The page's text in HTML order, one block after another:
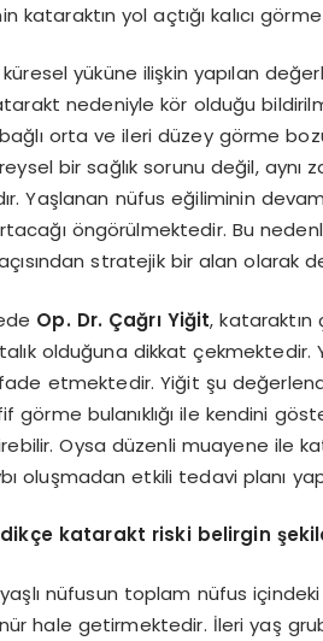
kataraktın yol açtığı kalıcı
yüküne ilişkin yapılan
nedeniyle kör olduğu
orta ve ileri düzey görme
bir sağlık sorunu değil,
Yaşlanan nüfus eğiliminin
öngörülmektedir. Bu
stratejik bir alan olarak
Op. Dr. Çağrı Yiğit,
olduğuna dikkat
etmektedir. Yiğit şu
görme bulanıklığı ile kendini
Oysa düzenli muayene ile
oluşmadan etkili tedavi planı
katarakt riski belirgin
nüfusun toplam nüfus
hale getirmektedir. İleri yaş